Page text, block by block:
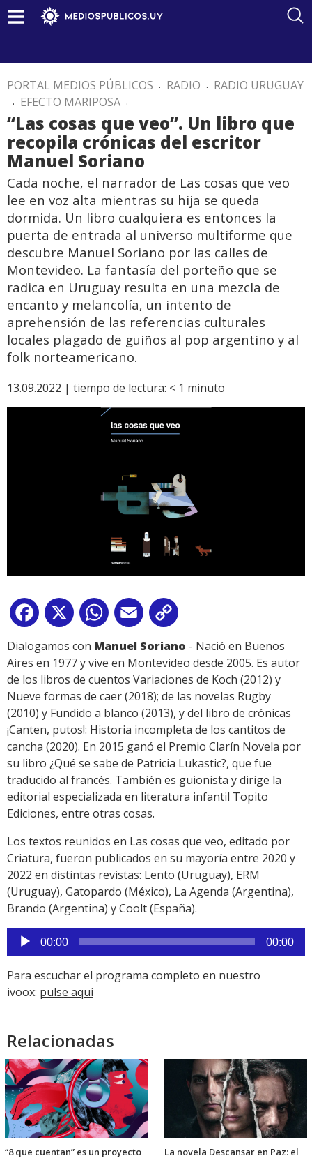
PORTAL MEDIOS PÚBLICOS . RADIO . RADIO URUGUAY
. EFECTO MARIPOSA .
“Las cosas que veo”. Un libro que
recopila crónicas del escritor
Manuel Soriano
Cada noche, el narrador de Las cosas que veo
lee en voz alta mientras su hija se queda
dormida. Un libro cualquiera es entonces la
puerta de entrada al universo multiforme que
descubre Manuel Soriano por las calles de
Montevideo. La fantasía del porteño que se
radica en Uruguay resulta en una mezcla de
encanto y melancolía, un intento de
aprehensión de las referencias culturales
locales plagado de guiños al pop argentino y al
folk norteamericano.
13.09.2022 | tiempo de lectura: < 1 minuto
Facebook
X WhatsApp
Email
Link
Dialogamos con Manuel Soriano - Nació en Buenos
Aires en 1977 y vive en Montevideo desde 2005. Es autor
de los libros de cuentos Variaciones de Koch (2012) y
Nueve formas de caer (2018); de las novelas Rugby
(2010) y Fundido a blanco (2013), y del libro de crónicas
¡Canten, putos!: Historia incompleta de los cantitos de
cancha (2020). En 2015 ganó el Premio Clarín Novela por
su libro ¿Qué se sabe de Patricia Lukastic?, que fue
traducido al francés. También es guionista y dirige la
editorial especializada en literatura infantil Topito
Ediciones, entre otras cosas.
Los textos reunidos en Las cosas que veo, editado por
Criatura, fueron publicados en su mayoría entre 2020 y
2022 en distintas revistas: Lento (Uruguay), ERM
(Uruguay), Gatopardo (México), La Agenda (Argentina),
Brando (Argentina) y Coolt (España).
Reproductor
de
audio
00:00 00:00
Para escuchar el programa completo en nuestro
ivoox: pulse aquí
Relacionadas
“8 que cuentan” es un proyecto
La novela Descansar en Paz: el